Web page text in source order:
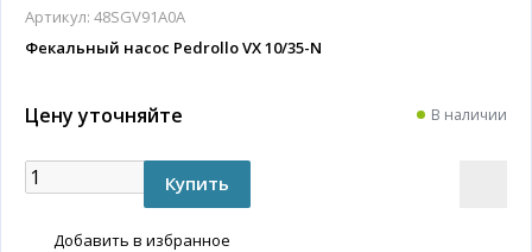
Артикул: 48SGV91A0A
Фекальный насос Pedrollo VX 10/35-N
Цену уточняйте В наличии
Добавить в избранное